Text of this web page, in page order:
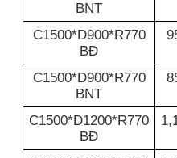
BNT
C1500*D900*R770
BĐ
C1500*D900*R770
BNT
C1500*D1200*R770
BĐ